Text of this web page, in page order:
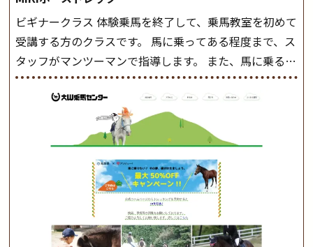
ビギナークラス 体験乗馬を終了して、乗馬教室を初めて
受講する方のクラスです。 馬に乗ってある程度まで、ス
タッフがマンツーマンで指導します。 また、馬に乗るだ
けでなく、馬の手入れや馬装（鞍などを装着する） も
このクラスで把握し、「馬に触れること」にも慣れてい
きましょう。 スタートクラス ビギナークラスで単独で
軽速歩(けいはやあし)ができるようになったら スタート
クラスへ。 グループレッスンで馬のスピードを調整し
ながら 軽速歩・正反撞(せいはんどう)を学びます。 安定
した手綱操作と軽速歩・正反撞ができるようになれば
駈歩(かけあし)練習に入ります。 ホップクラス スタート
クラスで常歩(なみあし)や 速歩、駈歩の初歩をマスター